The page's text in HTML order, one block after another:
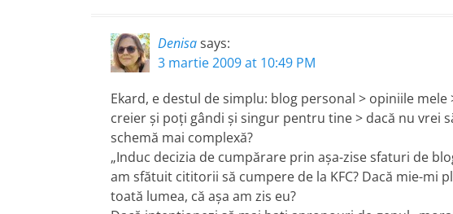
Denisasays:
3 martie 2009 at 10:49 PM
Ekard, e destul de simplu: blog personal > opiniile
creier şi poţi gândi şi singur pentru tine > dacă nu vrei
schemă mai complexă?
„Induc decizia de cumpărare prin aşa-zise sfaturi de
am sfătuit cititorii să cumpere de la KFC? Dacă mie-mi
toată lumea, că aşa am zis eu?